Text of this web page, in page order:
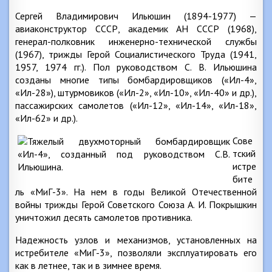
Сергей Владимирович Ильюшин (1894-1977) —
авиаконструктор СССР, академик АН СССР (1968),
генерал-полковник инженерно-технической службы
(1967), трижды Герой Социалистического Труда (1941,
1957, 1974 гг.). Пол руководством С. В. Ильюшина
созданы многие типы бомбардировщиков («Ил-4»,
«Ил-28»), штурмовиков («Ил-2», «Ил-10», «Ил-40» и др.),
пассажирских самолетов («Ил-12», «Ил-14», «Ил-18»,
«Ил-62» и др.).
Сове
тский
истре
бите
ль «МиГ-3». На нем в годы Великой Отечественной
войны трижды Герой Советского Союза А. И. Покрышкин
уничтожил десять самолетов противника.
Надежность узлов и механизмов, установленных на
истребителе «МиГ-3», позволяли эксплуатировать его
как в летнее, так и в зимнее время.